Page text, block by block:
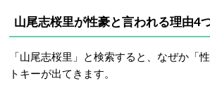
山尾志桜里が性豪と言われる理由4
「山尾志桜里」と検索すると、なぜか「
トキーが出てきます。